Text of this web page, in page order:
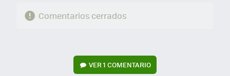
Comentarios cerrados
VER1 COMENTARIO